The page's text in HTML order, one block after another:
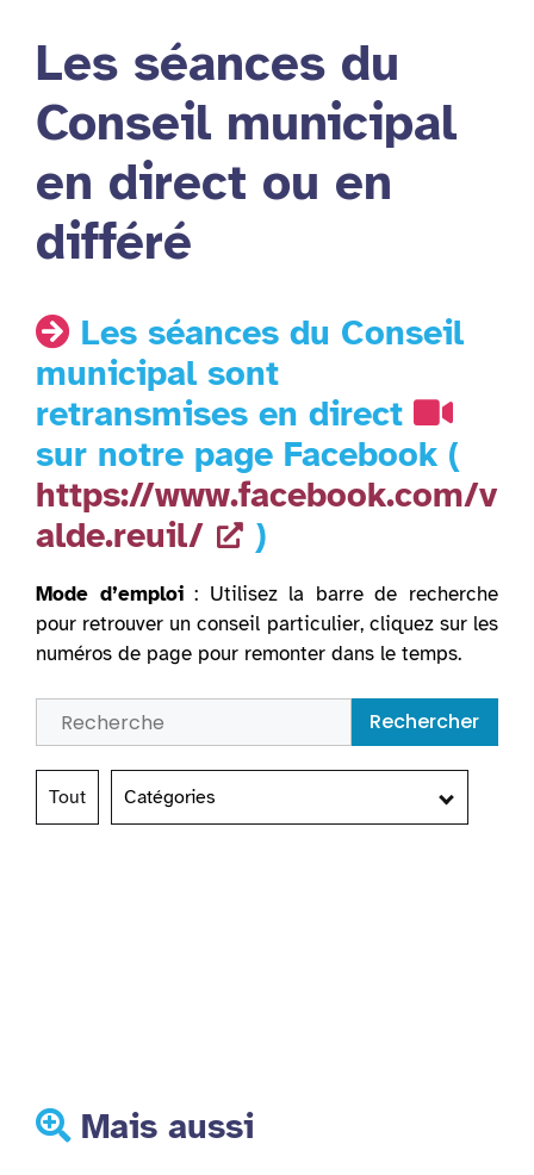
Les séances du
Conseil municipal
en direct ou en
différé
Les séances du Conseil
municipal sont
retransmises en direct
sur notre page Facebook (
https://www.facebook.com/v
alde.reuil/
)
Mode d’emploi: Utilisez la barre de recherche
pour retrouver un conseil particulier, cliquez sur les
numéros de page pour remonter dans le temps.
Rechercher
Tout Catégories
Mais aussi